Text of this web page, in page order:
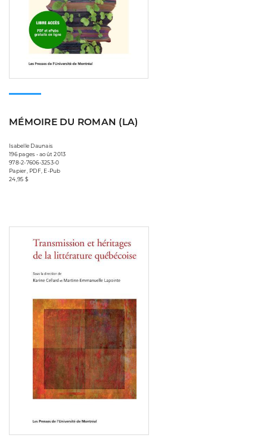
MÉMOIRE DU ROMAN (LA)
Isabelle Daunais
196 pages • août 2013
978-2-7606-3253-0
Papier, PDF, E-Pub
24,95 $